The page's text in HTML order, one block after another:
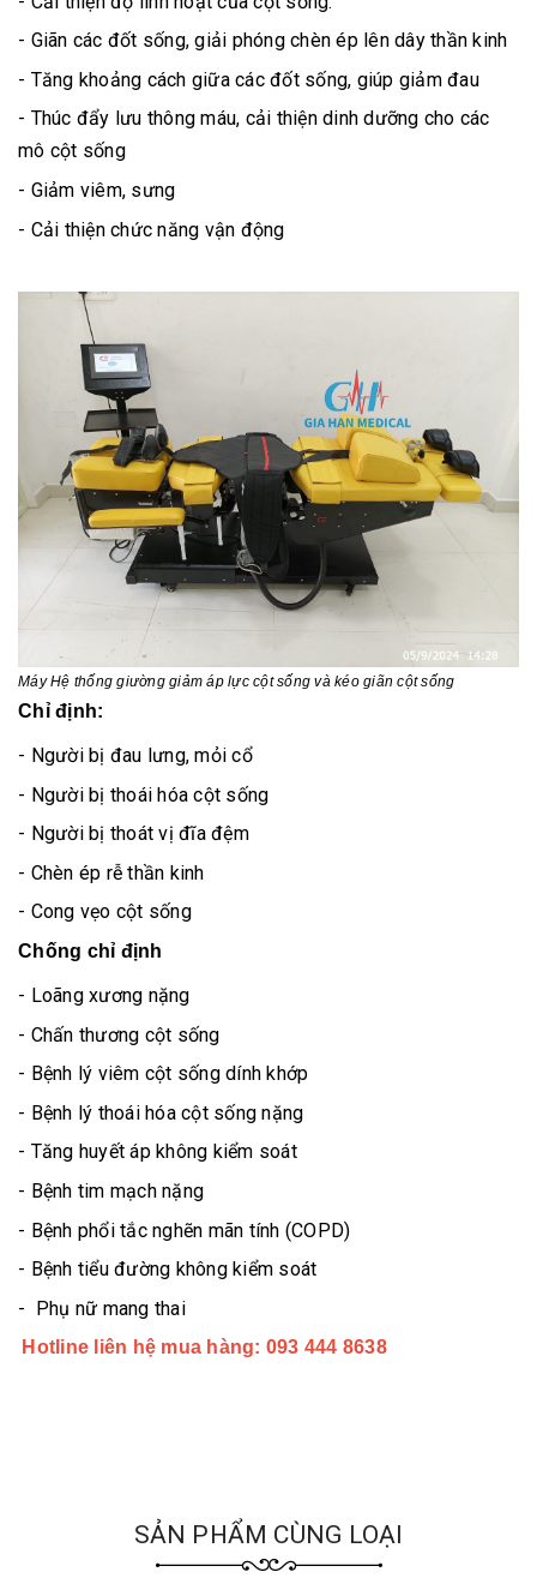
- Giãn các đốt sống, giải phóng chèn ép lên dây thần kinh
- Tăng khoảng cách giữa các đốt sống, giúp giảm đau
- Thúc đẩy lưu thông máu, cải thiện dinh dưỡng cho các
mô cột sống
- Giảm viêm, sưng
- Cải thiện chức năng vận động
MáyHệ thống giường giảm áp lực cột sống và kéo giãn cột sống
Chỉ định:
- Người bị đau lưng, mỏi cổ
- Người bị thoái hóa cột sống
- Người bị thoát vị đĩa đệm
- Chèn ép rễ thần kinh
- Cong vẹo cột sống
Chống chỉ định
- Loãng xương nặng
- Chấn thương cột sống
- Bệnh lý viêm cột sống dính khớp
- Bệnh lý thoái hóa cột sống nặng
- Tăng huyết áp không kiểm soát
- Bệnh tim mạch nặng
- Bệnh phổi tắc nghẽn mãn tính (COPD)
- Bệnh tiểu đường không kiểm soát
- Phụ nữ mang thai
Hotline liên hệ mua hàng: 093 444 8638
SẢN PHẨM CÙNG LOẠI